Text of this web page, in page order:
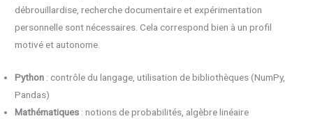
débrouillardise, recherche documentaire et expérimentation
personnelle sont nécessaires. Cela correspond bien à un profil
motivé et autonome.
Python : contrôle du langage, utilisation de bibliothèques (NumPy,
Pandas)
Mathématiques : notions de probabilités, algèbre linéaire